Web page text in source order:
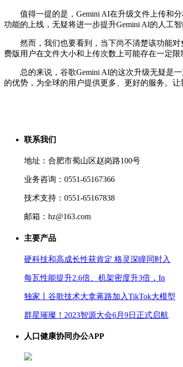
值得一提的是，Gemini AI在升级文件上传和分
功能的上线，无疑将进一步提升Gemini AI的人工智
然而，我们也要看到，当下尚不清楚该功能对
费版用户在文件大小和上传次数上可能存在一定
总的来说，谷歌Gemini AI的这次升级无疑是一
的优势，为全球的用户提供更多、更好的服务。
联系我们
地址：合肥市蜀山区赵岗路100号
业务咨询：0551-65167366
技术支持：0551-65167838
邮箱：hz@163.com
主要产品
硬科技和高成长性获肯定 格灵深瞳同时入
每瓦性能提升2.6倍、机架密度升3倍，In
独家丨谷歌技术大拿蒋路加入TikTok大模型
群星璀璨！2023智源大会6月9日正式启航
人口健康协同办公APP